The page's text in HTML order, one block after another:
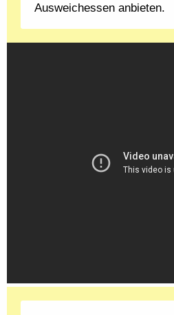
Ausweichessen anbieten.